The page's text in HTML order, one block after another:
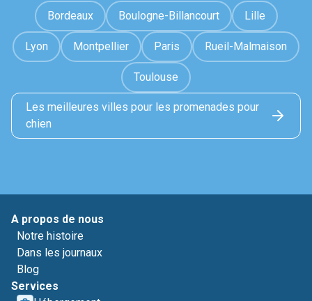
Bordeaux Boulogne-Billancourt Lille
Lyon Montpellier Paris Rueil-Malmaison
Toulouse
Les meilleures villes pour les promenades pour
chien
A propos de nous
Notre histoire
Dans les journaux
Blog
Services